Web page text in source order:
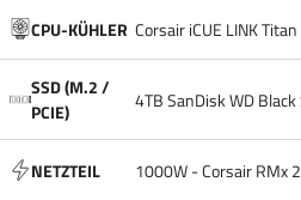
CPU-KÜHLER Corsair iCUE LINK
SSD (M.2 /
PCIE)
4TB SanDisk WD
NETZTEIL 1000W - Corsair RMx